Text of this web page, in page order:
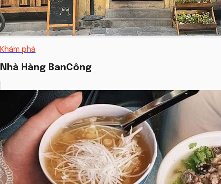
Khám phá
Nhà Hàng BanCông